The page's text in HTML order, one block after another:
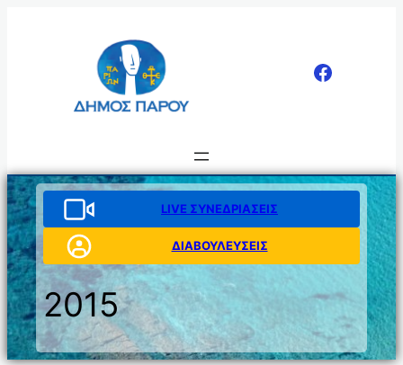
LIVE ΣΥΝΕΔΡΙΑΣΕΙΣ
ΔΙΑΒΟΥΛΕΥΣΕΙΣ
2015